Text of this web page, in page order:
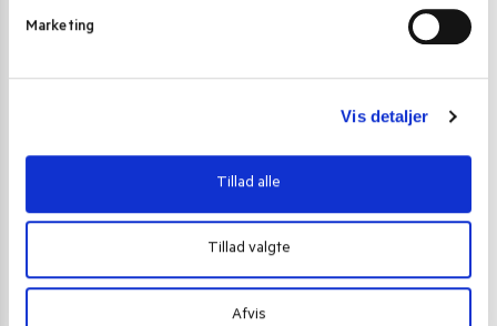
Marketing
Vis detaljer
Tillad alle
Tillad valgte
Afvis
POPULÆR